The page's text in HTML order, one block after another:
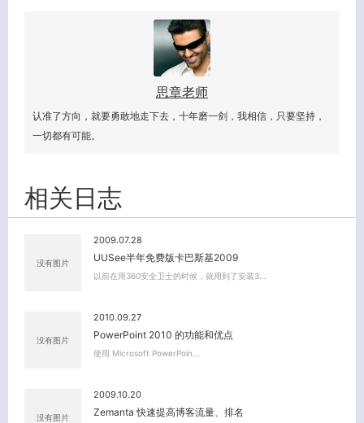
思章老师
认准了方向，就要勇敢地走下去，十年磨一剑，我相信，只要坚持，
一切都有可能。
相关日志
没有图片
2009.07.28
UUSee半年免费版卡巴斯基2009
以前在用360安全卫士的时候，就用到了安装3…
没有图片
2010.09.27
PowerPoint 2010 的功能和优点
使用 Microsoft PowerPoin…
没有图片
2009.10.20
Zemanta 快速提高博客流量、排名
关闭弹窗